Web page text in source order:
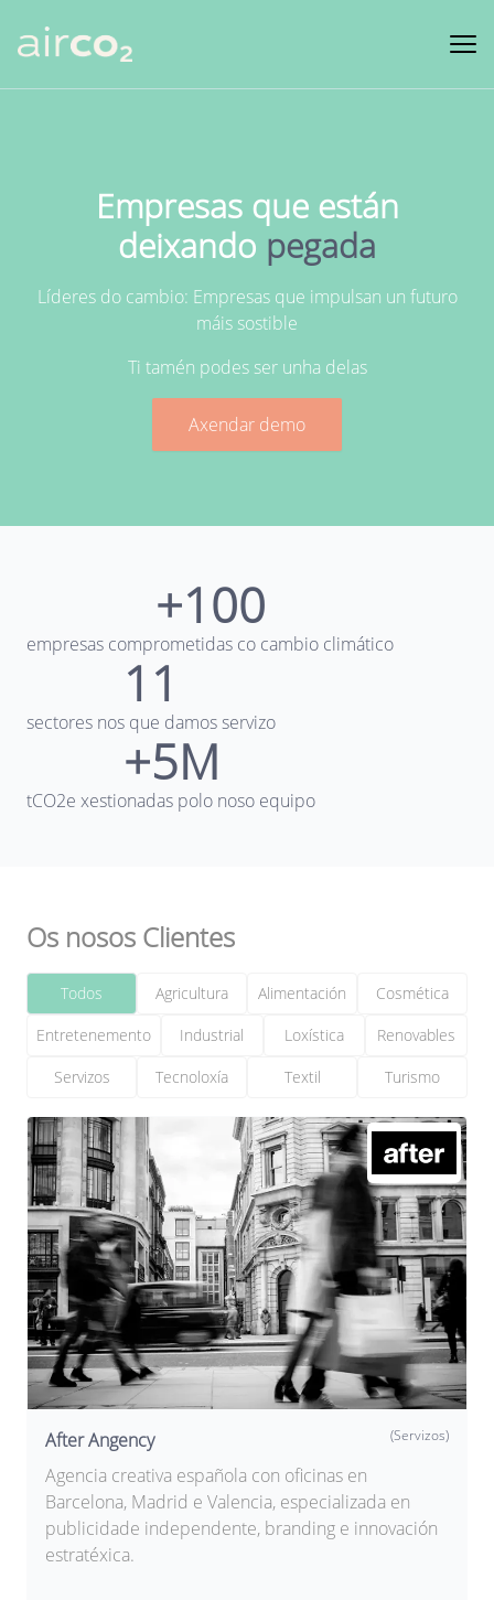
Recursos
Marketplace
FEDER
PT GL
Iniciar sesión Comenza hoxe!
Empresas que están
deixando pegada
Líderes do cambio: Empresas que impulsan un futuro
máis sostible
Ti tamén podes ser unha delas
Axendar demo
+100
empresas comprometidas co cambio climático
11
sectores nos que damos servizo
+5M
tCO2e xestionadas polo noso equipo
Os nosos Clientes
Todos Agricultura Alimentación
Cosmética
Entretenemento
Industrial Loxística
Renovables
Servizos
Tecnoloxía Textil Turismo
After Angency (Servizos)
Agencia creativa española con oficinas en
Barcelona, Madrid e Valencia, especializada en
publicidade independente, branding e innovación
estratéxica.